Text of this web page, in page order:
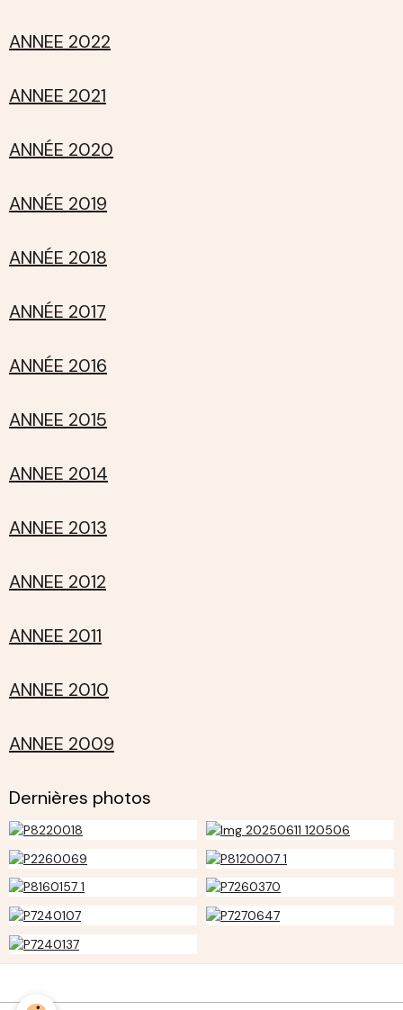
ANNEE 2022
ANNEE 2021
ANNÉE 2020
ANNÉE 2019
ANNÉE 2018
ANNÉE 2017
ANNÉE 2016
ANNEE 2015
ANNEE 2014
ANNEE 2013
ANNEE 2012
ANNEE 2011
ANNEE 2010
ANNEE 2009
Dernières photos